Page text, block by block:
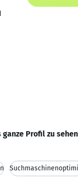
ganze Profil zu